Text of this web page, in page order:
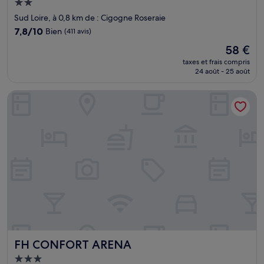
Hébergement
2.0 étoiles
Sud Loire, à 0,8 km de : Cigogne Roseraie
7.8
7,8/10 Bien (411 avis)
Le
nouveau
prix
58 €
58 €
taxes et frais compris
24 août - 25 août
FH CONFORT ARENA
FH CONFORT ARENA
Hébergement
FH CONFORT ARENA